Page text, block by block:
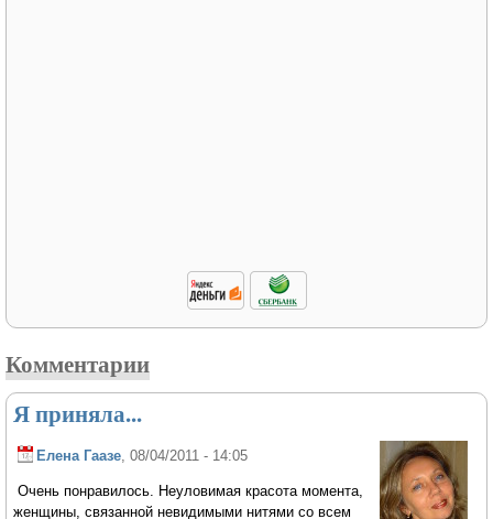
Комментарии
Я приняла...
Елена Гаазе , 08/04/2011 - 14:05
Очень понравилось. Неуловимая красота момента,
женщины, связанной невидимыми нитями со всем